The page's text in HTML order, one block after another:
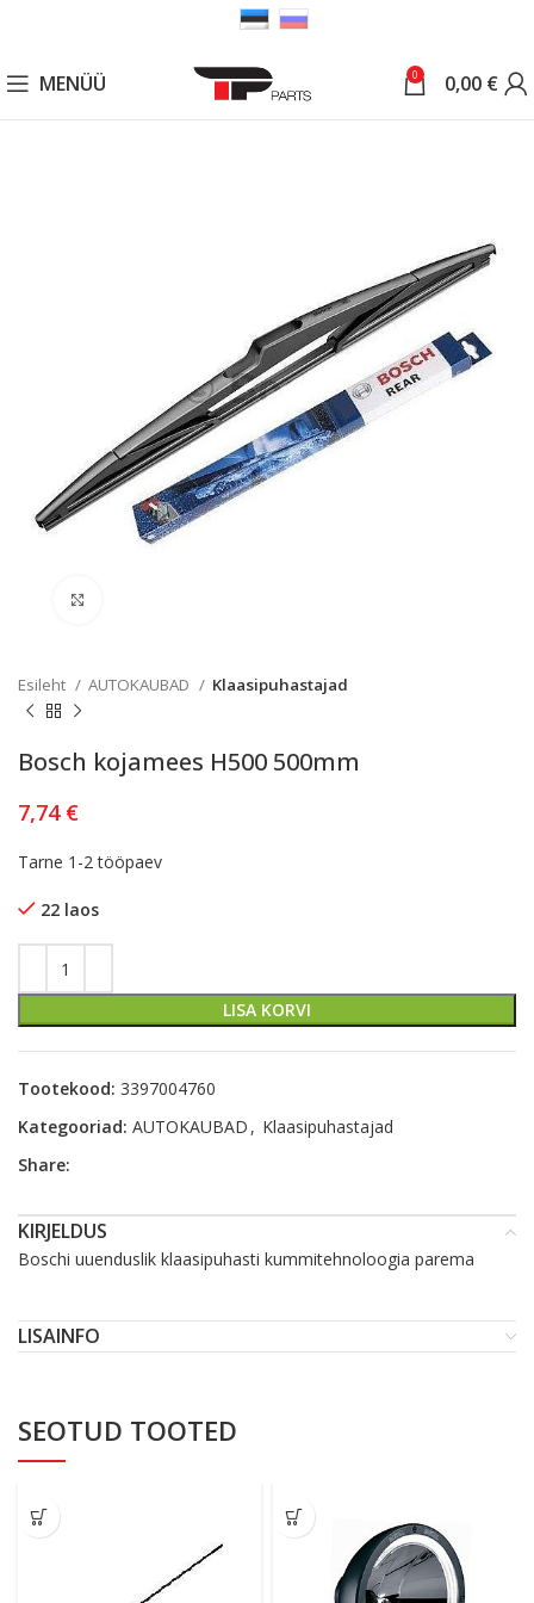
MENÜÜ 0 0,00 €
Esileht AUTOKAUBAD Klaasipuhastajad
Bosch kojamees H500 500mm
7,74 €
Tarne 1-2 tööpaev
22 laos
LISA KORVI
Tootekood: 3397004760
Kategooriad: AUTOKAUBAD , Klaasipuhastajad
Share:
KIRJELDUS
Boschi uuenduslik klaasipuhasti kummitehnoloogia parema
LISAINFO
SEOTUD TOOTED